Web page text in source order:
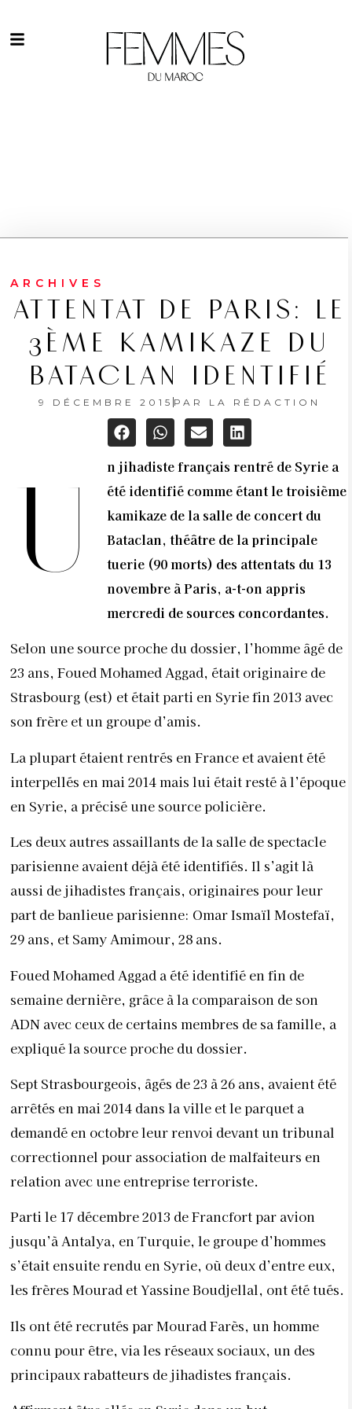
ARCHIVES
ATTENTAT DE PARIS: LE
3ÈME KAMIKAZE DU
BATACLAN IDENTIFIÉ
9 DÉCEMBRE 2015 PAR LA RÉDACTION
U
n jihadiste français rentré de Syrie a
été identifié comme étant le troisième
kamikaze de la salle de concert du
Bataclan, théâtre de la principale
tuerie (90 morts) des attentats du 13
novembre à Paris, a-t-on appris
mercredi de sources concordantes.
Selon une source proche du dossier, l’homme âgé de
23 ans, Foued Mohamed Aggad, était originaire de
Strasbourg (est) et était parti en Syrie fin 2013 avec
son frère et un groupe d’amis.
La plupart étaient rentrés en France et avaient été
interpellés en mai 2014 mais lui était resté à l’époque
en Syrie, a précisé une source policière.
Les deux autres assaillants de la salle de spectacle
parisienne avaient déjà été identifiés. Il s’agit là
aussi de jihadistes français, originaires pour leur
part de banlieue parisienne: Omar Ismaïl Mostefaï,
29 ans, et Samy Amimour, 28 ans.
Foued Mohamed Aggad a été identifié en fin de
semaine dernière, grâce à la comparaison de son
ADN avec ceux de certains membres de sa famille, a
expliqué la source proche du dossier.
Sept Strasbourgeois, âgés de 23 à 26 ans, avaient été
arrêtés en mai 2014 dans la ville et le parquet a
demandé en octobre leur renvoi devant un tribunal
correctionnel pour association de malfaiteurs en
relation avec une entreprise terroriste.
Parti le 17 décembre 2013 de Francfort par avion
jusqu’à Antalya, en Turquie, le groupe d’hommes
s’était ensuite rendu en Syrie, où deux d’entre eux,
les frères Mourad et Yassine Boudjellal, ont été tués.
Ils ont été recrutés par Mourad Farès, un homme
connu pour être, via les réseaux sociaux, un des
principaux rabatteurs de jihadistes français.